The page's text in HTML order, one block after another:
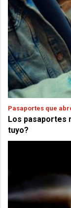
Pasaportes que
Los pasaportes
tuyo?